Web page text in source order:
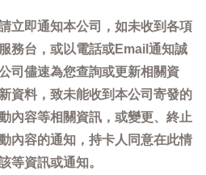
立即通知本公司，如未收到各項
務台，或以電話或Email通知誠
司儘速為您查詢或更新相關資
資料，致未能收到本公司寄發的
內容等相關資訊，或變更、終止
內容的通知，持卡人同意在此情
等資訊或通知。